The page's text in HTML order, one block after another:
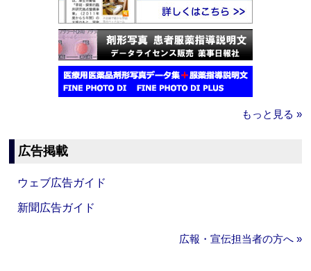
もっと見る »
広告掲載
ウェブ広告ガイド
新聞広告ガイド
広報・宣伝担当者の方へ »